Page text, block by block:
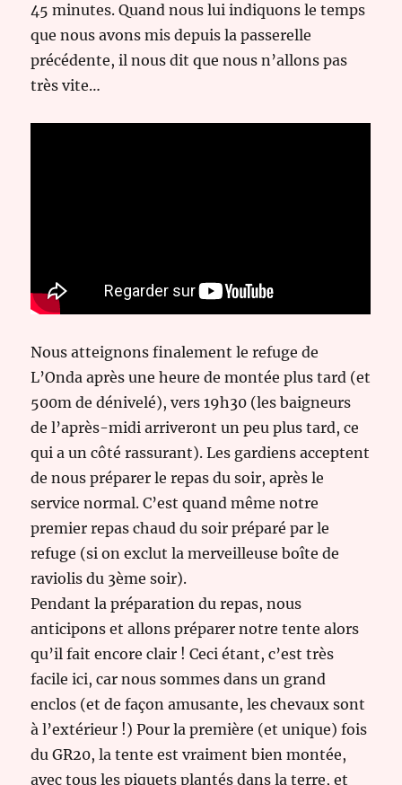
45 minutes. Quand nous lui indiquons le temps
que nous avons mis depuis la passerelle
précédente, il nous dit que nous n’allons pas
très vite…
Nous atteignons finalement le refuge de
L’Onda après une heure de montée plus tard (et
500m de dénivelé), vers 19h30 (les baigneurs
de l’après-midi arriveront un peu plus tard, ce
qui a un côté rassurant). Les gardiens acceptent
de nous préparer le repas du soir, après le
service normal. C’est quand même notre
premier repas chaud du soir préparé par le
refuge (si on exclut la merveilleuse boîte de
raviolis du 3ème soir).
Pendant la préparation du repas, nous
anticipons et allons préparer notre tente alors
qu’il fait encore clair ! Ceci étant, c’est très
facile ici, car nous sommes dans un grand
enclos (et de façon amusante, les chevaux sont
à l’extérieur !) Pour la première (et unique) fois
du GR20, la tente est vraiment bien montée,
avec tous les piquets plantés dans la terre, et